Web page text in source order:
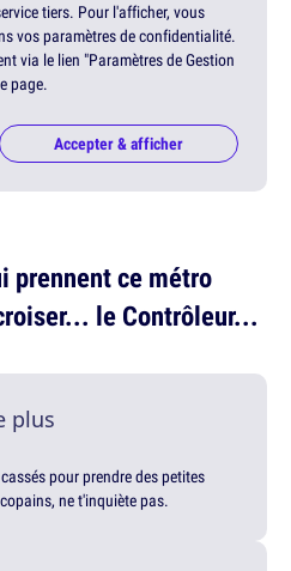
tiers. Pour l'afficher, vous
vos paramètres de confidentialité.
via le lien "Paramètres de Gestion
page.
Accepter & afficher
prennent ce métro
le Contrôleur...
plus
pour prendre des petites
ne t'inquiète pas.